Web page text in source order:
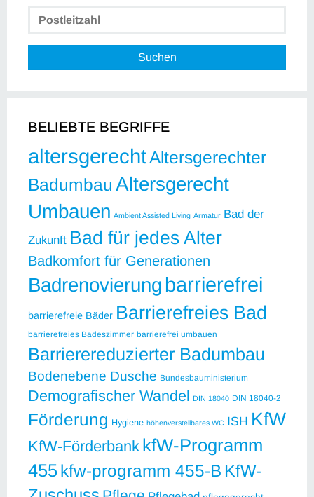
Suchen
BELIEBTE BEGRIFFE
altersgerechtAltersgerechter
Badumbau Altersgerecht
Umbauen Ambient Assisted Living Armatur Bad der
Zukunft Bad für jedes Alter
Badkomfort für Generationen
Badrenovierung barrierefrei
barrierefreie Bäder Barrierefreies Bad
barrierefreies Badeszimmer barrierefrei umbauen
Barrierereduzierter Badumbau
Bodenebene Dusche Bundesbauministerium
Demografischer Wandel DIN 18040 DIN 18040-2
Förderung Hygiene höhenverstellbares WC ISH KfW
KfW-Förderbank kfW-Programm
455kfw-programm 455-B KfW-